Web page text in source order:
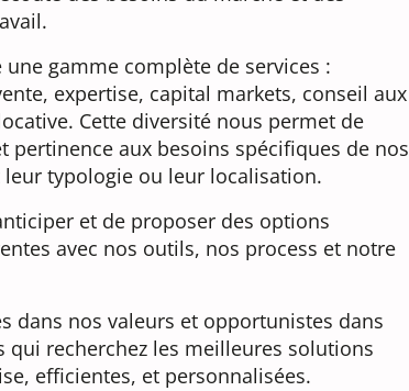
gamme complète de services :
expertise, capital markets, conseil aux
Cette diversité nous permet de
pertinence aux besoins spécifiques de nos
typologie ou leur localisation.
et de proposer des options
avec nos outils, nos process et notre
dans nos valeurs et opportunistes dans
qui recherchez les meilleures solutions
efficientes, et personnalisées.